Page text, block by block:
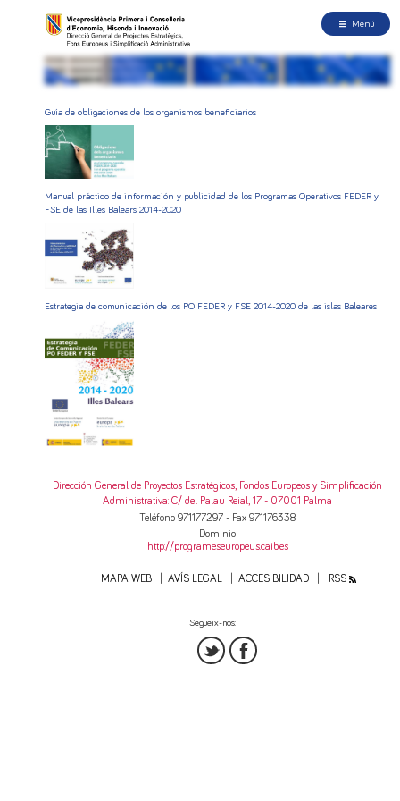
Menú
Guía de obligaciones de los organismos beneficiarios
Manual práctico de información y publicidad de los Programas Operativos FEDER y
FSE de las Illes Balears 2014-2020
Estrategia de comunicación de los PO FEDER y FSE 2014-2020 de las islas Baleares
Dirección General de Proyectos Estratégicos, Fondos Europeos y Simplificación
Administrativa: C/ del Palau Reial, 17 - 07001 Palma
Teléfono 971177297 - Fax 971176338
Dominio
http://programeseuropeus.caib.es
MAPA WEB AVÍS LEGAL ACCESIBILIDAD RSS
Segueix-nos: